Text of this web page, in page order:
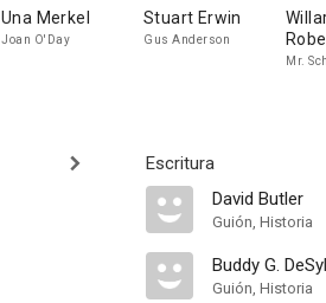
Una Merkel
Joan O'Day
Stuart Erwin
Gus Anderson
Mr.
Escritura
David Butler
Guión, Historia
Buddy G.
Guión, Historia